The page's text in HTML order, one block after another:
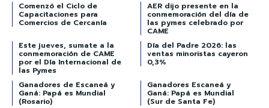
Comenzó el Ciclo de
Capacitaciones para
Comercios de Cercanía
AER dijo presente en la
conmemoración del día de
las pymes celebrado por
CAME
Este jueves, sumate a la
conmemoración de CAME
por el Día Internacional de
las Pymes
Día del Padre 2026: las
ventas minoristas cayeron
0,3%
Ganadores de Escaneá y
Ganá: Papá es Mundial
(Rosario)
Ganadores Escaneá y
Ganá: Papá es Mundial
(Sur de Santa Fe)